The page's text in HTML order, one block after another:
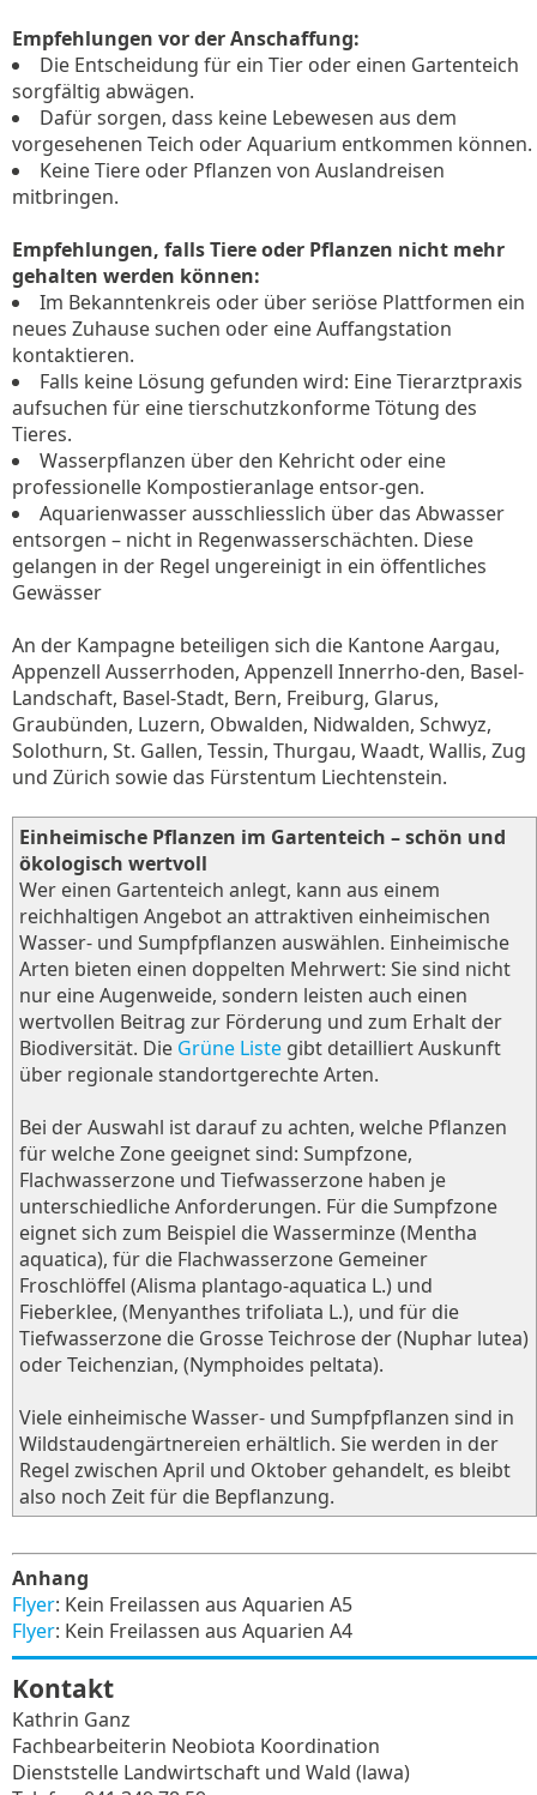
Empfehlungen vor der Anschaffung:
Die Entscheidung für ein Tier oder einen Gartenteich
sorgfältig abwägen.
Dafür sorgen, dass keine Lebewesen aus dem
vorgesehenen Teich oder Aquarium entkommen können.
Keine Tiere oder Pflanzen von Auslandreisen
mitbringen.
Empfehlungen, falls Tiere oder Pflanzen nicht mehr
gehalten werden können:
Im Bekanntenkreis oder über seriöse Plattformen ein
neues Zuhause suchen oder eine Auffangstation
kontaktieren.
Falls keine Lösung gefunden wird: Eine Tierarztpraxis
aufsuchen für eine tierschutzkonforme Tötung des
Tieres.
Wasserpflanzen über den Kehricht oder eine
professionelle Kompostieranlage entsor-gen.
Aquarienwasser ausschliesslich über das Abwasser
entsorgen – nicht in Regenwasserschächten. Diese
gelangen in der Regel ungereinigt in ein öffentliches
Gewässer
An der Kampagne beteiligen sich die Kantone Aargau,
Appenzell Ausserrhoden, Appenzell Innerrho-den, Basel-
Landschaft, Basel-Stadt, Bern, Freiburg, Glarus,
Graubünden, Luzern, Obwalden, Nidwalden, Schwyz,
Solothurn, St. Gallen, Tessin, Thurgau, Waadt, Wallis, Zug
und Zürich sowie das Fürstentum Liechtenstein.
Einheimische Pflanzen im Gartenteich – schön und
ökologisch wertvoll
Wer einen Gartenteich anlegt, kann aus einem
reichhaltigen Angebot an attraktiven einheimischen
Wasser- und Sumpfpflanzen auswählen. Einheimische
Arten bieten einen doppelten Mehrwert: Sie sind nicht
nur eine Augenweide, sondern leisten auch einen
wertvollen Beitrag zur Förderung und zum Erhalt der
Biodiversität. Die Grüne Liste gibt detailliert Auskunft
über regionale standortgerechte Arten.
Bei der Auswahl ist darauf zu achten, welche Pflanzen
für welche Zone geeignet sind: Sumpfzone,
Flachwasserzone und Tiefwasserzone haben je
unterschiedliche Anforderungen. Für die Sumpfzone
eignet sich zum Beispiel die Wasserminze (Mentha
aquatica), für die Flachwasserzone Gemeiner
Froschlöffel (Alisma plantago-aquatica L.) und
Fieberklee, (Menyanthes trifoliata L.), und für die
Tiefwasserzone die Grosse Teichrose der (Nuphar lutea)
oder Teichenzian, (Nymphoides peltata).
Viele einheimische Wasser- und Sumpfpflanzen sind in
Wildstaudengärtnereien erhältlich. Sie werden in der
Regel zwischen April und Oktober gehandelt, es bleibt
also noch Zeit für die Bepflanzung.
Anhang
Flyer: Kein Freilassen aus Aquarien A5
Flyer: Kein Freilassen aus Aquarien A4
Kontakt
Kathrin Ganz
Fachbearbeiterin Neobiota Koordination
Dienststelle Landwirtschaft und Wald (lawa)